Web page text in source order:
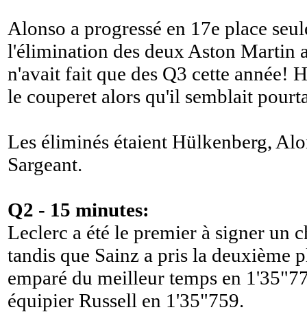
Alonso a progressé en 17e place
l'élimination des deux Aston Martin
n'avait fait que des Q3 cette année!
le couperet alors qu'il semblait
Les éliminés étaient Hülkenberg,
Sargeant.
Q2 - 15 minutes:
Leclerc a été le premier à signer un
tandis que Sainz a pris la deuxième
emparé du meilleur temps en
équipier Russell en 1'35"759.